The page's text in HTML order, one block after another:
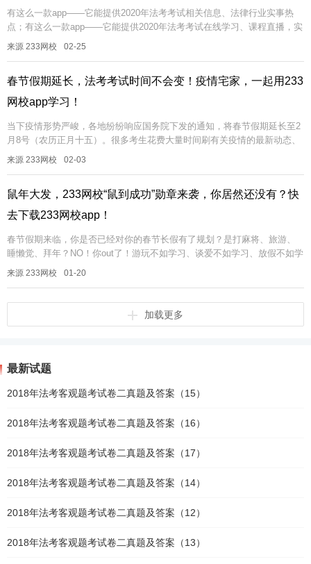
有这么一款app——它能提供2020年法考考试相关信息、法律行业实事热
点；有这么一款app——它能提供2020年法考考试在线学习、课程直播，实
现线上备考；有这么一款app——它能随时随地免费刷高质量法...
来源 233网校 02-25
春节假期延长，法考考试时间不会变！疫情宅家，一起用233
网校app学习！
当下疫情形势严峻，各地纷纷响应国务院下发的通知，将春节假期延长至2
月8号（农历正月十五）。很多考生花费大量时间刷有关疫情的最新动态、
新闻，沉浸在疫情的恐慌中，或者因为假期延长而无所事事每天宅在家里
来源 233网校 02-03
鼠年大发，233网校“鼠到成功”勋章来袭，你居然还没有？快
去下载233网校app！
春节假期来临，你是否已经对你的春节长假有了规划？是打麻将、旅游、
睡懒觉、拜年？NO！你out了！游玩不如学习、谈爱不如学习、放假不如学
习！学习使我快乐！233网校为了奖励各位考生“学无止境”“书海无涯...
来源 233网校 01-20
加载更多
最新试题
2018年法考客观题考试卷二真题及答案（15）
2018年法考客观题考试卷二真题及答案（16）
2018年法考客观题考试卷二真题及答案（17）
2018年法考客观题考试卷二真题及答案（14）
2018年法考客观题考试卷二真题及答案（12）
2018年法考客观题考试卷二真题及答案（13）